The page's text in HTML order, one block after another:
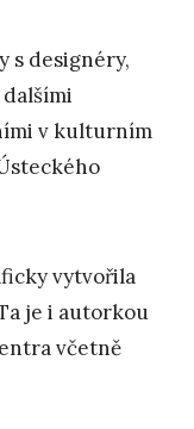
s designéry,
v kulturním
vytvořila
je i autorkou
včetně